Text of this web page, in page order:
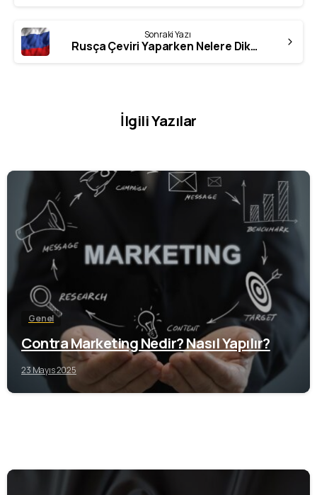
Sonraki Yazı
Rusça Çeviri Yaparken Nelere Dikkat Edilmeli?
İlgili Yazılar
Genel
Contra Marketing Nedir? Nasıl Yapılır?
23 Mayıs 2025